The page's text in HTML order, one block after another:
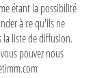
étant la possibilité
à ce qu'ils ne
la liste de diffusion.
pouvez nous